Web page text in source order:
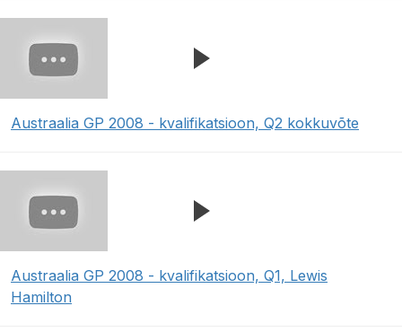
Austraalia GP 2008 - kvalifikatsioon, Q2 kokkuvõte
Austraalia GP 2008 - kvalifikatsioon, Q1, Lewis
Hamilton